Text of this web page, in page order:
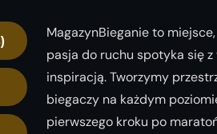
MagazynBieganie to
pasja do ruchu spotyka się z
inspiracją. Tworzymy
biegaczy na każdym
pierwszego kroku po